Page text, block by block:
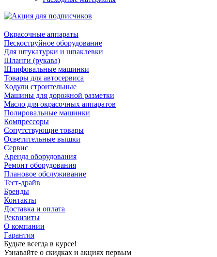
Окрасочные аппараты
Пескоструйное оборудование
Для штукатурки и шпаклевки
Шланги (рукава)
Шлифовальные машинки
Товары для автосервиса
Ходули строительные
Машины для дорожной разметки
Масло для окрасочных аппаратов
Полировальные машинки
Компрессоры
Сопутствующие товары
Осветительные вышки
Сервис
Аренда оборудования
Ремонт оборудования
Плановое обслуживание
Тест-драйв
Бренды
Контакты
Доставка и оплата
Реквизиты
О компании
Гарантия
Будьте всегда в курсе!
Узнавайте о скидках и акциях первым